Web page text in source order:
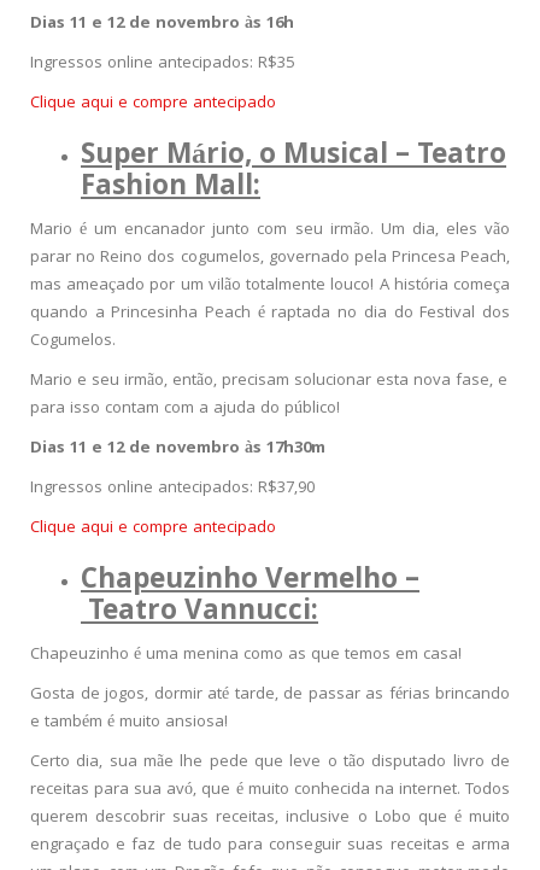
Dias 11 e 12 de novembro às 16h
Ingressos online antecipados: R$35
Clique aqui e compre antecipado
Super Mário, o Musical – Teatro
Fashion Mall:
Mario é um encanador junto com seu irmão. Um dia, eles vão
parar no Reino dos cogumelos, governado pela Princesa Peach,
mas ameaçado por um vilão totalmente louco! A história começa
quando a Princesinha Peach é raptada no dia do Festival dos
Cogumelos.
Mario e seu irmão, então, precisam solucionar esta nova fase, e
para isso contam com a ajuda do público!
Dias 11 e 12 de novembro às 17h30m
Ingressos online antecipados: R$37,90
Clique aqui e compre antecipado
Chapeuzinho Vermelho –
Teatro Vannucci:
Chapeuzinho é uma menina como as que temos em casa!
Gosta de jogos, dormir até tarde, de passar as férias brincando
e também é muito ansiosa!
Certo dia, sua mãe lhe pede que leve o tão disputado livro de
receitas para sua avó, que é muito conhecida na internet. Todos
querem descobrir suas receitas, inclusive o Lobo que é muito
engraçado e faz de tudo para conseguir suas receitas e arma